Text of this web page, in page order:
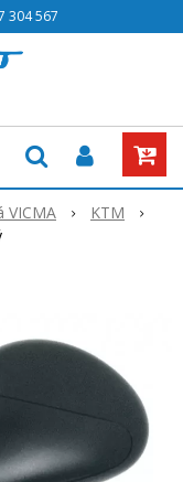
304 567
VICMA
KTM